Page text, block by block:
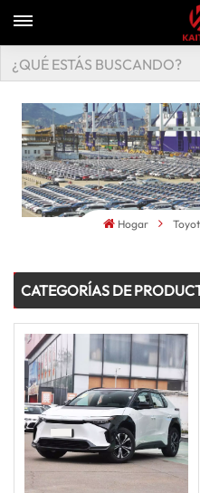
Hogar
CATEGORÍAS DE